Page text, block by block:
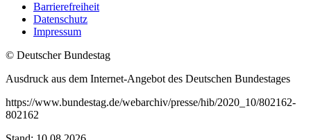
Barrierefreiheit
Datenschutz
Impressum
© Deutscher Bundestag
Ausdruck aus dem Internet-Angebot des Deutschen Bundestages
https://www.bundestag.de/webarchiv/presse/hib/2020_10/802162-
802162